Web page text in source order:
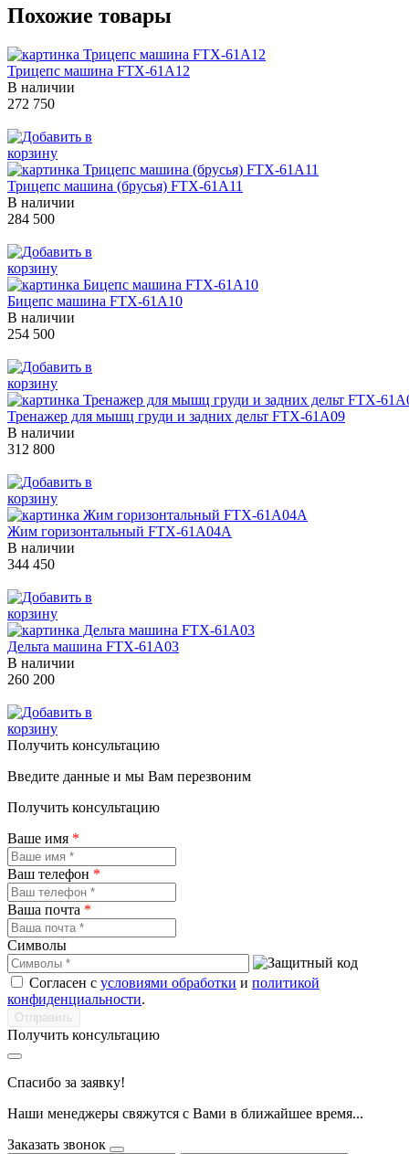
Похожие товары
Трицепс машина FTX-61A12
В наличии
272 750
Трицепс машина (брусья) FTX-61A11
В наличии
284 500
Бицепс машина FTX-61A10
В наличии
254 500
Тренажер для мышц груди и задних дельт FTX-61A09
В наличии
312 800
Жим горизонтальный FTX-61A04A
В наличии
344 450
Дельта машина FTX-61A03
В наличии
260 200
Получить консультацию
Введите данные и мы Вам перезвоним
Получить консультацию
Ваше имя *
Ваш телефон *
Ваша почта *
Символы
Согласен с условиями обработки и политикой
конфиденциальности.
Получить консультацию
Спасибо за заявку!
Наши менеджеры свяжутся с Вами в ближайшее время...
Заказать звонок